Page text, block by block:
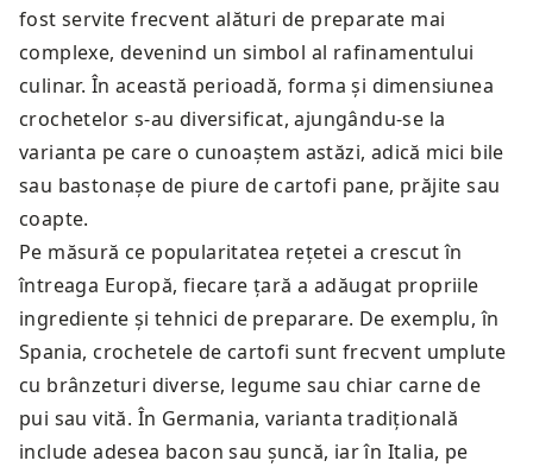
fost servite frecvent alături de preparate mai
complexe, devenind un simbol al rafinamentului
culinar. În această perioadă, forma și dimensiunea
crochetelor s-au diversificat, ajungându-se la
varianta pe care o cunoaștem astăzi, adică mici bile
sau bastonașe de piure de cartofi pane, prăjite sau
coapte.
Pe măsură ce popularitatea rețetei a crescut în
întreaga Europă, fiecare țară a adăugat propriile
ingrediente și tehnici de preparare. De exemplu, în
Spania, crochetele de cartofi sunt frecvent umplute
cu brânzeturi diverse, legume sau chiar carne de
pui sau vită. În Germania, varianta tradițională
include adesea bacon sau șuncă, iar în Italia, pe